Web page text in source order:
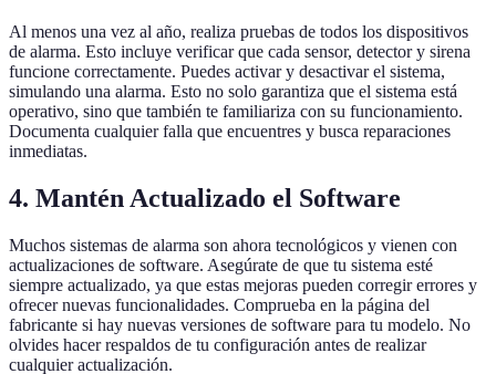
Al menos una vez al año, realiza pruebas de todos los dispositivos
de alarma. Esto incluye verificar que cada sensor, detector y sirena
funcione correctamente. Puedes activar y desactivar el sistema,
simulando una alarma. Esto no solo garantiza que el sistema está
operativo, sino que también te familiariza con su funcionamiento.
Documenta cualquier falla que encuentres y busca reparaciones
inmediatas.
4. Mantén Actualizado el Software
Muchos sistemas de alarma son ahora tecnológicos y vienen con
actualizaciones de software. Asegúrate de que tu sistema esté
siempre actualizado, ya que estas mejoras pueden corregir errores y
ofrecer nuevas funcionalidades. Comprueba en la página del
fabricante si hay nuevas versiones de software para tu modelo. No
olvides hacer respaldos de tu configuración antes de realizar
cualquier actualización.